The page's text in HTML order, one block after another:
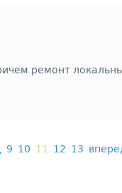
ремонт
9 10 11 12 13